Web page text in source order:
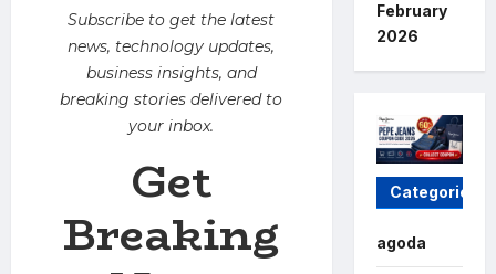
Subscribe to get the latest
news, technology updates,
business insights, and
breaking stories delivered to
your inbox.
Get
Breaking
February
2026
Categories
agoda